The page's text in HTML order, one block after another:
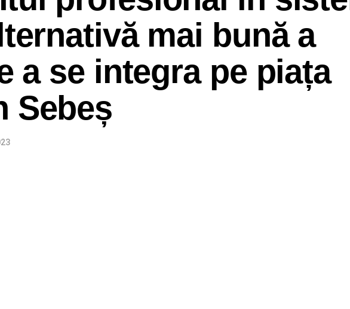
mai bună a
a se integra pe piața
Sebeș